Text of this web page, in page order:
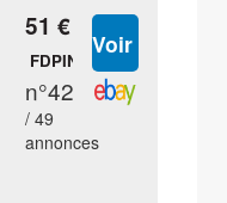
51 €
FDPIN
n°42
/ 49
annonces